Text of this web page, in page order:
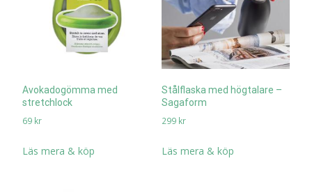
Avokadogömma med
stretchlock
69 kr
Läs mera & köp
Stålflaska med högtalare –
Sagaform
299 kr
Läs mera & köp